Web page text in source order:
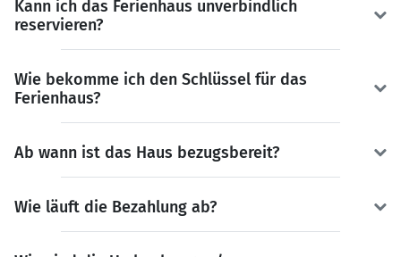
Kann ich das Ferienhaus unverbindlich
reservieren?
Wie bekomme ich den Schlüssel für das
Ferienhaus?
Ab wann ist das Haus bezugsbereit?
Wie läuft die Bezahlung ab?